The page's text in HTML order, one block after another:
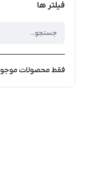
فیلتر ها
فقط محصولات